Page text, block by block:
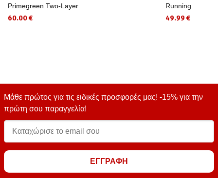
Primegreen Two-Layer
60.00 €
Running
49.99 €
Μάθε πρώτος για τις ειδικές προσφορές μας! -15% για την
πρώτη σου παραγγελία!
ΕΓΓΡΑΦΗ